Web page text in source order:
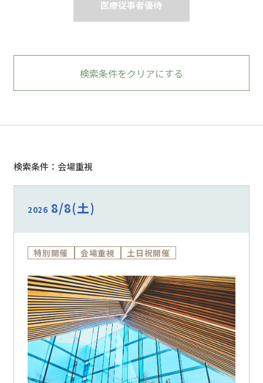
医療従事者優待
検索条件をクリアにする
検索条件：会場重視
2026 8/8(土)
特別開催 会場重視 土日祝開催